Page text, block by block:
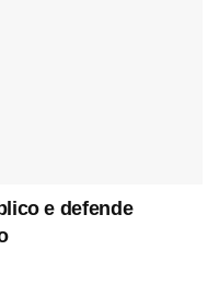
e defende